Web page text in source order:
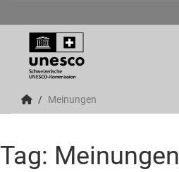
Meinungen
Tag: Meinungen